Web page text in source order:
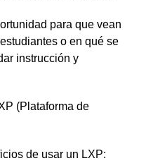
para que vean
o en qué se
instrucción y
(Plataforma de
de usar un LXP: